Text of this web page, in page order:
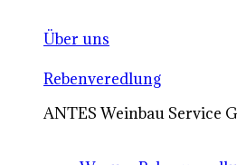
Über uns
Rebenveredlung
ANTES Weinbau Service